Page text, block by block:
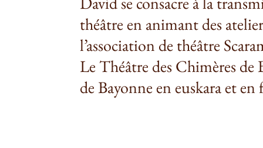
théâtre en animant des
l’association de théâtre
Le Théâtre des Chimères
de Bayonne en euskara et en